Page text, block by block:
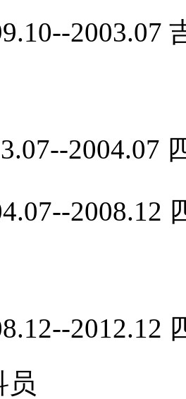
2003.07
2004.07
2008.12
2012.12
员